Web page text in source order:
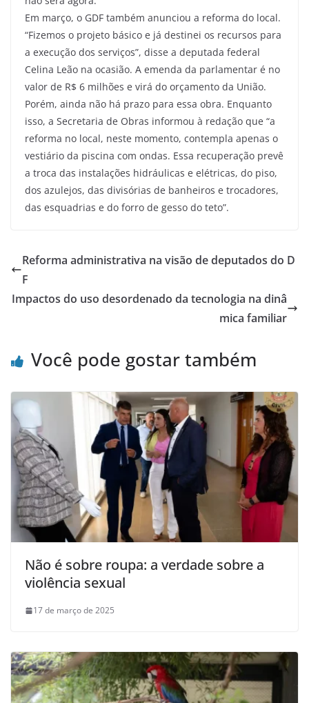
Em março, o GDF também anunciou a reforma do local.
“Fizemos o projeto básico e já destinei os recursos para
a execução dos serviços”, disse a deputada federal
Celina Leão na ocasião. A emenda da parlamentar é no
valor de R$ 6 milhões e virá do orçamento da União.
Porém, ainda não há prazo para essa obra. Enquanto
isso, a Secretaria de Obras informou à redação que “a
reforma no local, neste momento, contempla apenas o
vestiário da piscina com ondas. Essa recuperação prevê
a troca das instalações hidráulicas e elétricas, do piso,
dos azulejos, das divisórias de banheiros e trocadores,
das esquadrias e do forro de gesso do teto”.
Reforma administrativa na visão de deputados do D
F
Impactos do uso desordenado da tecnologia na dinâ
mica familiar
Você pode gostar também
Não é sobre roupa: a verdade sobre a
violência sexual
17 de março de 2025